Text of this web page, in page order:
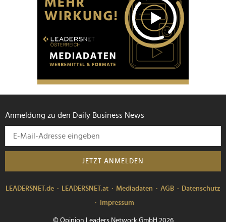
Anmeldung zu den Daily Business News
JETZT ANMELDEN
LEADERSNET.de LEADERSNET.at Mediadaten AGB
Datenschutz
Impressum